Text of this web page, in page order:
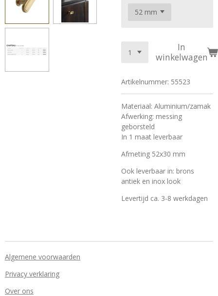
In
winkelwagen
Artikelnummer: 55523
Materiaal: Aluminium/zamak
Afwerking: messing
geborsteld
In 1 maat leverbaar
Afmeting 52x30 mm
Ook leverbaar in: brons
antiek en inox look
Levertijd ca. 3-8 werkdagen
Algemene voorwaarden
Privacy verklaring
Over ons